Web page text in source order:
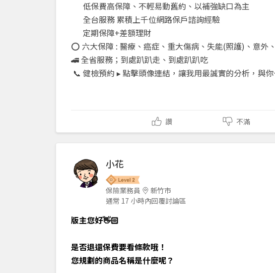
低保費高保障、不輕易動舊約、以補強缺口為主
全台服務 累積上千位網路保戶諮詢經驗
定期保障+差額理財
⭕ 六大保障 : 醫療、癌症、重大傷病、失能(照護)、意外
🚄 全省服務；到處趴趴走、到處趴趴吃
📞 健檢預約 ▸ 點擊頭像連結，讓我用最誠實的分析，與
讚 不滿
小花
保險業務員
新竹市
通常 17 小時內回覆討論區
版主您好👋🏻
是否退還保費要看條款哦！
您規劃的商品名稱是什麼呢？